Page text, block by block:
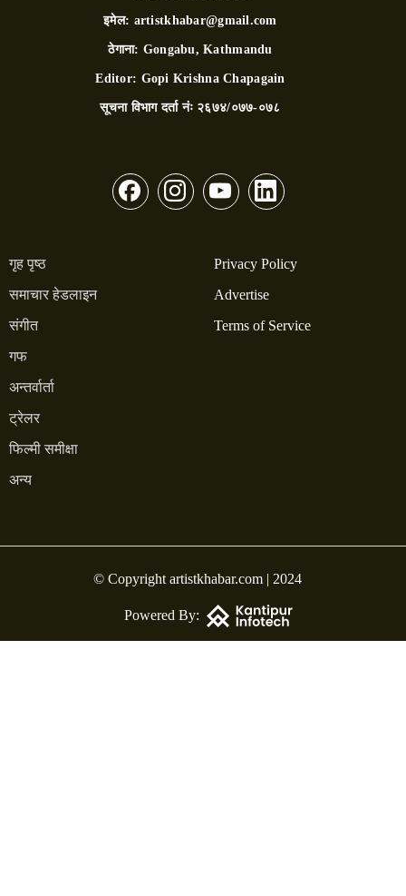
इमेल: artistkhabar@gmail.com
ठेगाना: Gongabu, Kathmandu
Editor: Gopi Krishna Chapagain
सूचना विभाग दर्ता नंः २६७४/०७७-०७८
गृह पृष्ठ
समाचार हेडलाइन
संगीत
गफ
अन्तर्वार्ता
ट्रेलर
फिल्मी समीक्षा
अन्य
Privacy Policy
Advertise
Terms of Service
© Copyright artistkhabar.com | 2024
Powered By: